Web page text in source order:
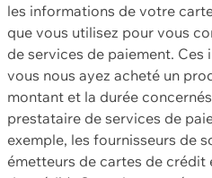
les informations de votre
que vous utilisez pour vous
de services de paiement.
vous nous ayez acheté un
montant et la durée
prestataire de services de
exemple, les fournisseurs de
émetteurs de cartes de crédit